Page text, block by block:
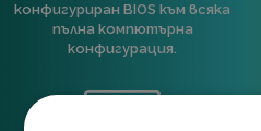
конфигуриран BIOS към всяка
пълна компютърна
конфигурация.